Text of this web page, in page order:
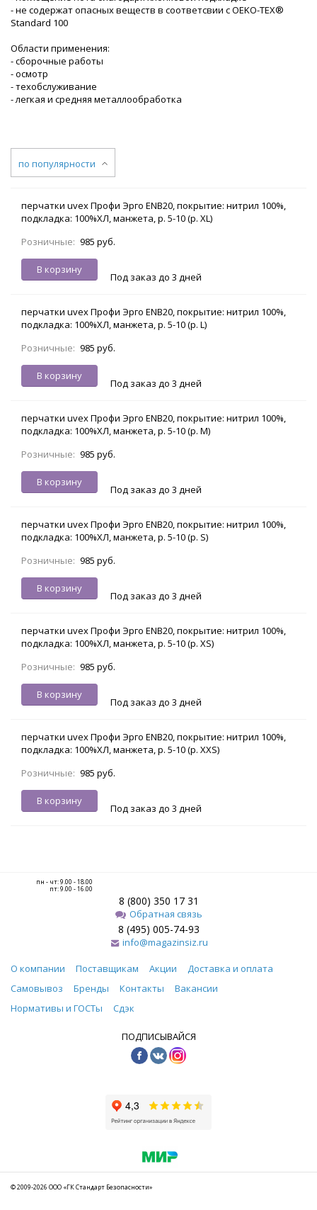
- не содержат опасных веществ в соответсвии с OEKO-TEX®
Standard 100
Области применения:
- сборочные работы
- осмотр
- техобслуживание
- легкая и средняя металлообработка
по популярности
перчатки uvex Профи Эрго ENB20, покрытие: нитрил 100%,
подкладка: 100%ХЛ, манжета, р. 5-10 (р. XL)
Розничные: 985 руб.
В корзину
Под заказ до 3 дней
перчатки uvex Профи Эрго ENB20, покрытие: нитрил 100%,
подкладка: 100%ХЛ, манжета, р. 5-10 (р. L)
Розничные: 985 руб.
В корзину
Под заказ до 3 дней
перчатки uvex Профи Эрго ENB20, покрытие: нитрил 100%,
подкладка: 100%ХЛ, манжета, р. 5-10 (р. М)
Розничные: 985 руб.
В корзину
Под заказ до 3 дней
перчатки uvex Профи Эрго ENB20, покрытие: нитрил 100%,
подкладка: 100%ХЛ, манжета, р. 5-10 (р. S)
Розничные: 985 руб.
В корзину
Под заказ до 3 дней
перчатки uvex Профи Эрго ENB20, покрытие: нитрил 100%,
подкладка: 100%ХЛ, манжета, р. 5-10 (р. XS)
Розничные: 985 руб.
В корзину
Под заказ до 3 дней
перчатки uvex Профи Эрго ENB20, покрытие: нитрил 100%,
подкладка: 100%ХЛ, манжета, р. 5-10 (р. XXS)
Розничные: 985 руб.
В корзину
Под заказ до 3 дней
пн - чт: 9.00 - 18.00
пт: 9.00 - 16.00
8 (800) 350 17 31
Обратная связь
8 (495) 005-74-93
info@magazinsiz.ru
О компании Поставщикам Акции
Доставка и оплата
Самовывоз
Бренды Контакты
Вакансии
Нормативы и ГОСТы
Сдэк
ПОДПИСЫВАЙСЯ
© 2009-2026 ООО «ГК Стандарт Безопасности»